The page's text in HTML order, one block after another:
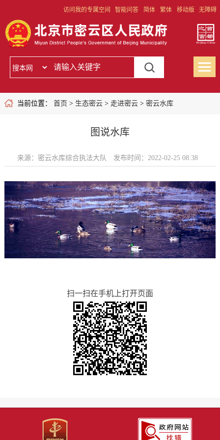
访问我的专属空间 智能问答 简体 繁体 移动版 无障碍
当前位置： 首页 > 生态密云> 走进密云> 密云水库
图说水库
来源：密云水库综合执法大队 发布时间：2022-02-25 08:38
扫一扫在手机上打开页面